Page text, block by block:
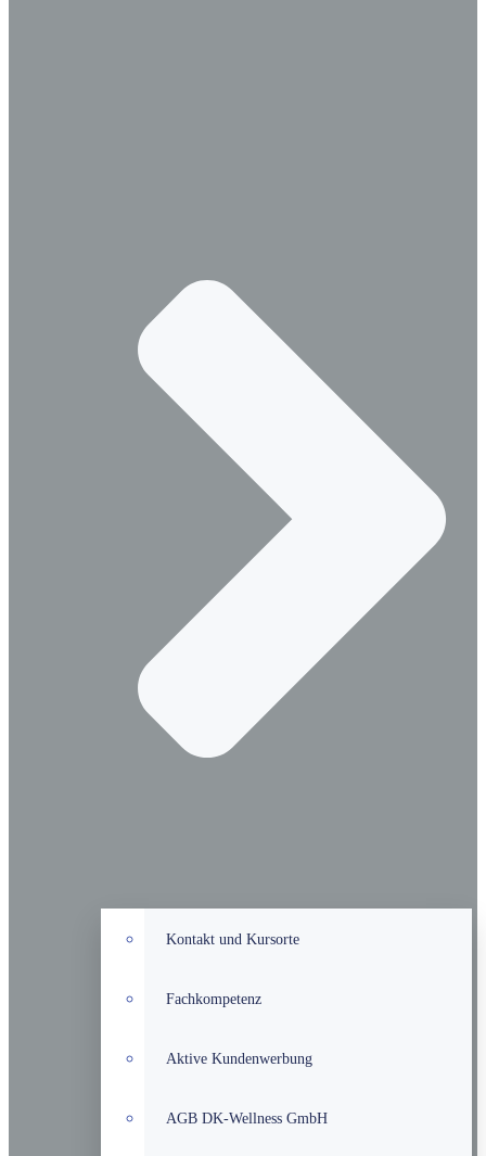
Kontakt und Kursorte
Fachkompetenz
Aktive Kundenwerbung
AGB DK-Wellness GmbH